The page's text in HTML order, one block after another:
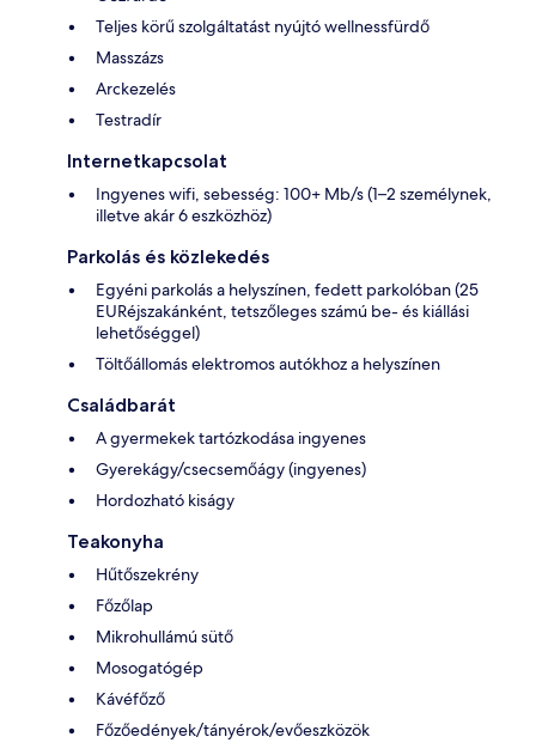
Teljes körű szolgáltatást nyújtó wellnessfürdő
Masszázs
Arckezelés
Testradír
Internetkapcsolat
Ingyenes wifi, sebesség: 100+ Mb/s (1–2 személynek,
illetve akár 6 eszközhöz)
Parkolás és közlekedés
Egyéni parkolás a helyszínen, fedett parkolóban (25
EURéjszakánként, tetszőleges számú be- és kiállási
lehetőséggel)
Töltőállomás elektromos autókhoz a helyszínen
Családbarát
A gyermekek tartózkodása ingyenes
Gyerekágy/csecsemőágy (ingyenes)
Hordozható kiságy
Teakonyha
Hűtőszekrény
Főzőlap
Mikrohullámú sütő
Mosogatógép
Kávéfőző
Főzőedények/tányérok/evőeszközök